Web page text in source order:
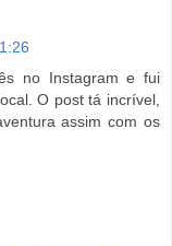
no Instagram e fui
O post tá incrível,
assim com os